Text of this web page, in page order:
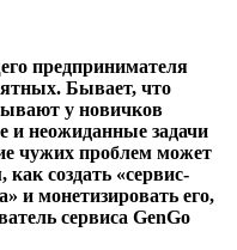
предпринимателя
Бывает, что
у новичков
и неожиданные задачи
чужих проблем может
создать «сервис-
и монетизировать его,
сервиса GenGo